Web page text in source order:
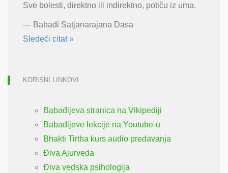
Sve bolesti, direktno ili indirektno, potiču iz uma.
— Babađi Satjanarajana Dasa
Sledeći citat »
KORISNI LINKOVI
Babađijeva stranica na Vikipediji
Babađijeve lekcije na Youtube-u
Bhakti Tirtha kurs audio predavanja
Điva Ajurveda
Điva vedska psihologija